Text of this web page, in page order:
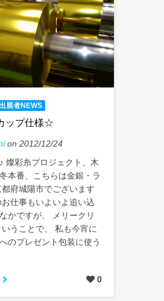
展者NEWS
ップ仕様☆
on 2012/12/24
燦彩糸プロジェクト、木
本番、こちらは金銀・ラ
都府城陽市でございます
仕事もいよいよ追い込
かですが、 メリークリ
うことで、 私も今宵に
のプレゼント包装に使う
0